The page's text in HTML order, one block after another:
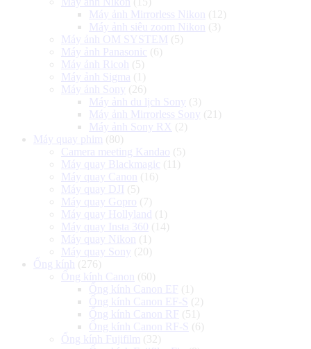
Máy ảnh Mirrorless Nikon
(12)
Máy ảnh siêu zoom Nikon
(3)
Máy ảnh OM SYSTEM (5)
Máy ảnh Panasonic (6)
Máy ảnh Ricoh
(5)
Máy ảnh Sigma (1)
Máy ảnh Sony (26)
Máy ảnh du lịch Sony (3)
Máy ảnh Mirrorless Sony (21)
Máy ảnh Sony RX (2)
Máy quay phim (80)
Camera meeting Kandao (5)
Máy quay Blackmagic (11)
Máy quay Canon
(16)
Máy quay DJI (5)
Máy quay Gopro (7)
Máy quay Hollyland
(1)
Máy quay Insta 360 (14)
Máy quay Nikon
(1)
Máy quay Sony (20)
Ống kính
(276)
Ống kính Canon
(60)
Ống kính Canon EF
(1)
Ống kính Canon EF-S (2)
Ống kính Canon RF
(51)
Ống kính Canon RF-S (6)
Ống kính Fujifilm (32)